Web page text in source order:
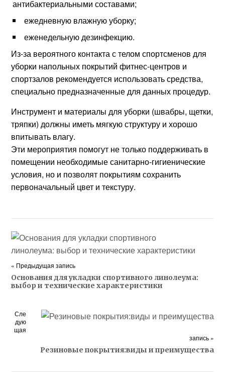
антибактериальными составами;
ежедневную влажную уборку;
еженедельную дезинфекцию.
Из-за вероятного контакта с телом спортсменов для
уборки напольных покрытий фитнес-центров и
спортзалов рекомендуется использовать средства,
специально предназначенные для данных процедур.
Инструмент и материалы для уборки (швабры, щетки,
тряпки) должны иметь мягкую структуру и хорошо
впитывать влагу.
Эти мероприятия помогут не только поддерживать в
помещении необходимые санитарно-гигиенические
условия, но и позволят покрытиям сохранить
первоначальный цвет и текстуру.
« Предыдущая запись
Основания для укладки спортивного линолеума:
выбор и технические характеристики
Сле
дую
щая
запись »
Резиновые покрытия:виды и преимущества